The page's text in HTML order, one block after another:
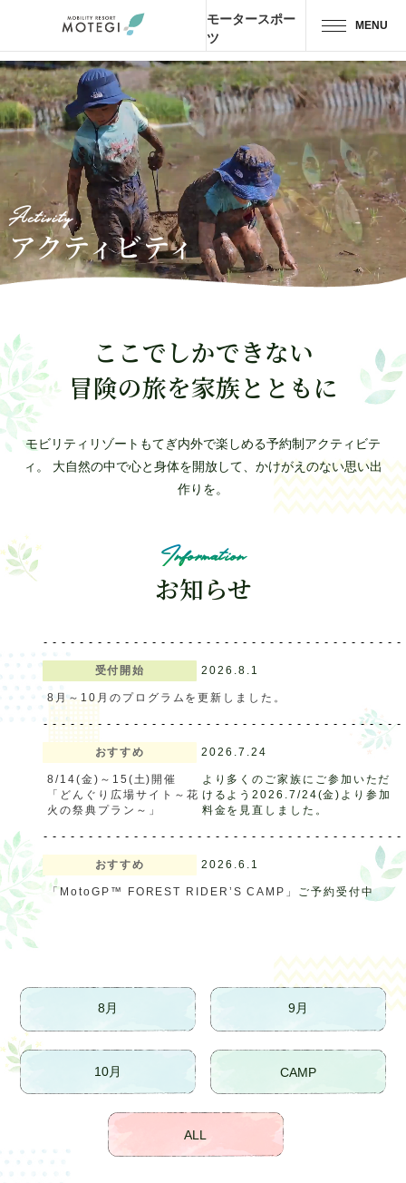
モータースポー
ツ
MENU
トップページ JP EN CH
エリア・施設
アトラクション・アクティビティ
モーター スポーツ
レストラン
アトラクション
イベント
営業時間
アクセス
サービスガイド アンケート
Activity
アクティビティ
ここでしかできない
冒険の旅を家族とともに
モビリティリゾートもてぎ内外で楽しめる予約制アクティビテ
ィ。
大自然の中で心と身体を開放して、かけがえのない思い出
作りを。
Information
お知らせ
受付開始 2026.8.1
8月～10月のプログラムを更新しました。
おすすめ 2026.7.24
8/14(金)～15(土)開催
「どんぐり広場サイト～花
火の祭典プラン～」
より多くのご家族にご参加いただ
けるよう2026.7/24(金)より参加
料金を見直しました。
おすすめ 2026.6.1
「MotoGP™ FOREST RIDER’S CAMP」 ご予約受付中
8月 9月
10月 CAMP
ALL